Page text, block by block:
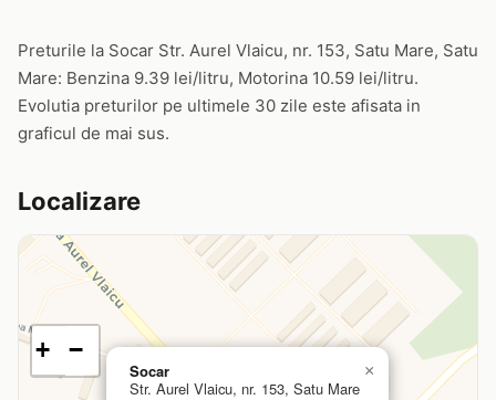
Preturile la Socar Str. Aurel Vlaicu, nr. 153, Satu Mare, Satu
Mare: Benzina 9.39 lei/litru, Motorina 10.59 lei/litru.
Evolutia preturilor pe ultimele 30 zile este afisata in
graficul de mai sus.
Localizare
Socar
Str. Aurel Vlaicu, nr. 153, Satu Mare
×
+ −